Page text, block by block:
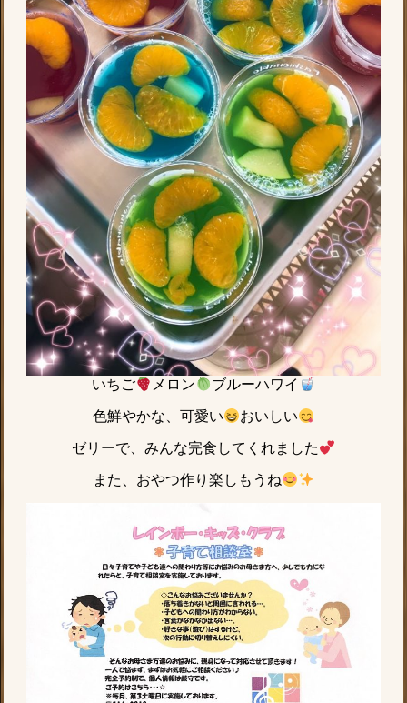
いちご メロン ブルーハワイ
色鮮やかな、可愛い おいしい
ゼリーで、みんな完食してくれました︎
また、おやつ作り楽しもうね